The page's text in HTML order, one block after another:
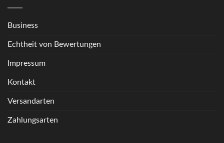
Business
Echtheit von Bewertungen
Impressum
Kontakt
Versandarten
Zahlungsarten